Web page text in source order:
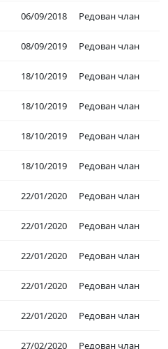
06/09/2018 Редован члан
08/09/2019 Редован члан
18/10/2019 Редован члан
18/10/2019 Редован члан
18/10/2019 Редован члан
18/10/2019 Редован члан
22/01/2020 Редован члан
22/01/2020 Редован члан
22/01/2020 Редован члан
22/01/2020 Редован члан
22/01/2020 Редован члан
27/02/2020 Редован члан